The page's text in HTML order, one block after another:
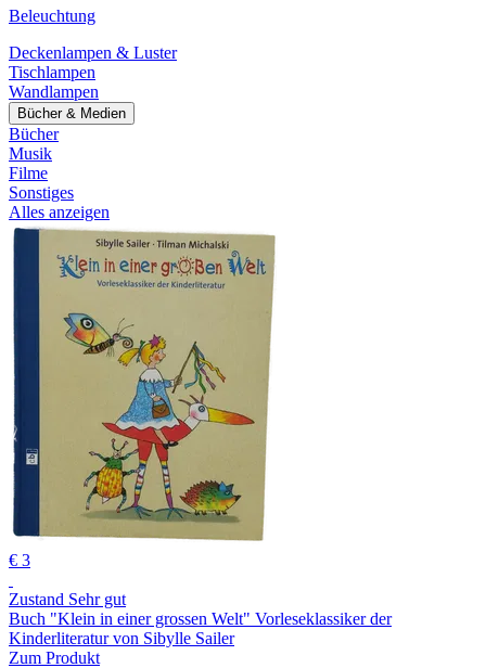
Beleuchtung
Deckenlampen & Luster
Tischlampen
Wandlampen
Bücher & Medien
Bücher
Musik
Filme
Sonstiges
Alles anzeigen
€ 3
Zustand Sehr gut
Buch "Klein in einer grossen Welt" Vorleseklassiker der
Kinderliteratur von Sibylle Sailer
Zum Produkt